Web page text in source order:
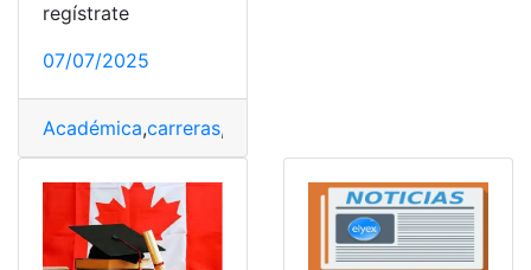
regístrate
07/07/2025
Académica,carreras,